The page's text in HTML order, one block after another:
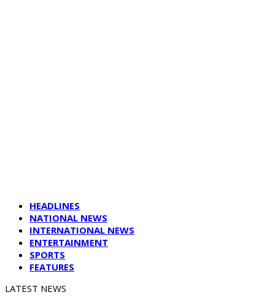
HEADLINES
NATIONAL NEWS
INTERNATIONAL NEWS
ENTERTAINMENT
SPORTS
FEATURES
LATEST NEWS